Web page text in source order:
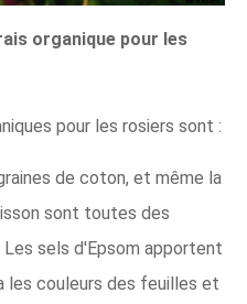
organique pour les
pour les rosiers sont :
de coton, et même la
sont toutes des
sels d'Epsom apportent
les couleurs des feuilles et